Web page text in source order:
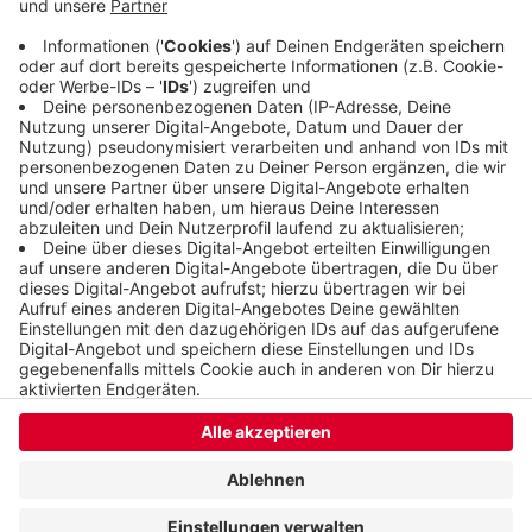
Ausrüstung verbessert.
Veröffentlicht:Freitag, 17.07.2020 18:37
Anzeige
Anzeige